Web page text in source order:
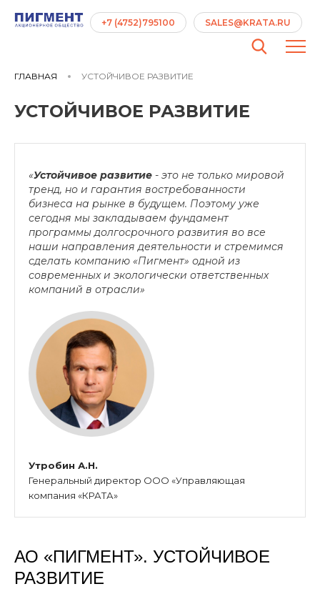
+7 (4752)795100 SALES@KRATA.RU
ГЛАВНАЯ УСТОЙЧИВОЕ РАЗВИТИЕ
УСТОЙЧИВОЕ РАЗВИТИЕ
«Устойчивое развитие - это не только мировой
тренд, но и гарантия востребованности
бизнеса на рынке в будущем. Поэтому уже
сегодня мы закладываем фундамент
программы долгосрочного развития во все
наши направления деятельности и стремимся
сделать компанию «Пигмент» одной из
современных и экологически ответственных
компаний в отрасли»
Утробин А.Н.
Генеральный директор ООО «Управляющая
компания «КРАТА»
АО «ПИГМЕНТ». УСТОЙЧИВОЕ
РАЗВИТИЕ